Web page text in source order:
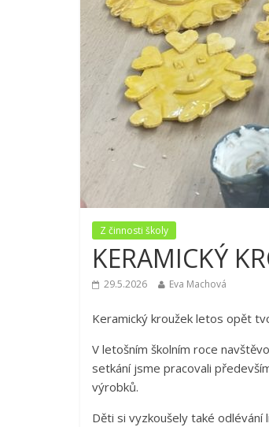
Z činnosti školy
KERAMICKÝ
29.5.2026 Eva Machová
Keramický kroužek letos opět
V letošním školním roce
setkání jsme pracovali
výrobků.
Děti si vyzkoušely také